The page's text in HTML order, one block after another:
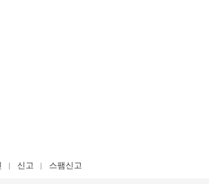
신고 스팸신고